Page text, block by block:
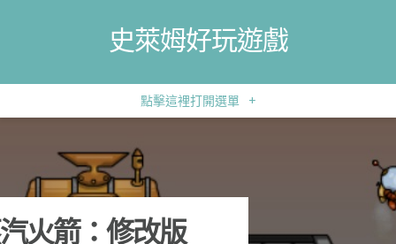
史萊姆好玩遊戲
點擊這裡打開選單 +
火箭：修改版